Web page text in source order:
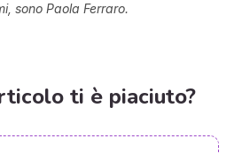
sono Paola Ferraro.
ti è piaciuto?